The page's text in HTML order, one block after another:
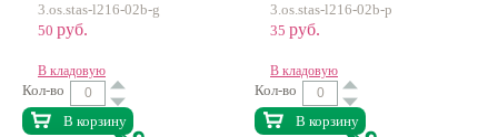
3.os.stas-l216-02b-g
50 руб.
В кладовую
Кол-во
В корзину
3.os.stas-l216-02b-p
35 руб.
В кладовую
Кол-во
В корзину